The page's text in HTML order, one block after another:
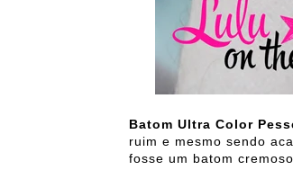
Batom Ultra Color
ruim e mesmo sendo
fosse um batom cremoso.